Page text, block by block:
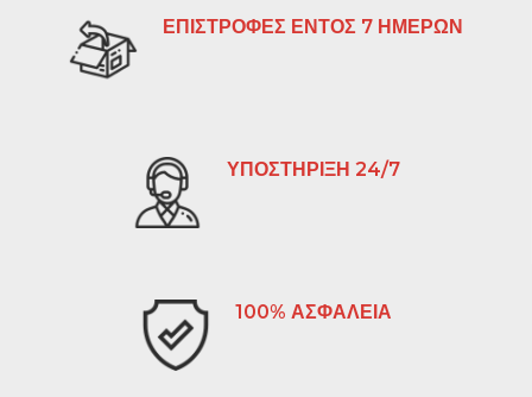
ΕΠΙΣΤΡΟΦΕΣ ΕΝΤΟΣ 7 ΗΜΕΡΩΝ
ΥΠΟΣΤΗΡΙΞΗ 24/7
100% ΑΣΦΑΛΕΙΑ